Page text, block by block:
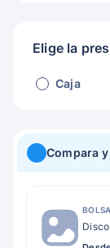
Elige la
Caja
Compara